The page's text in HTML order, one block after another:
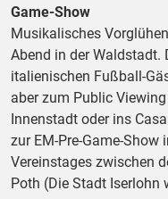
Game-Show
Musikalisches
Abend in der Waldstadt.
italienischen Fußball-
aber zum Public
Innenstadt oder ins
zur EM-Pre-Game-Show
Vereinstages zwischen
Poth (Die Stadt Iserlohn